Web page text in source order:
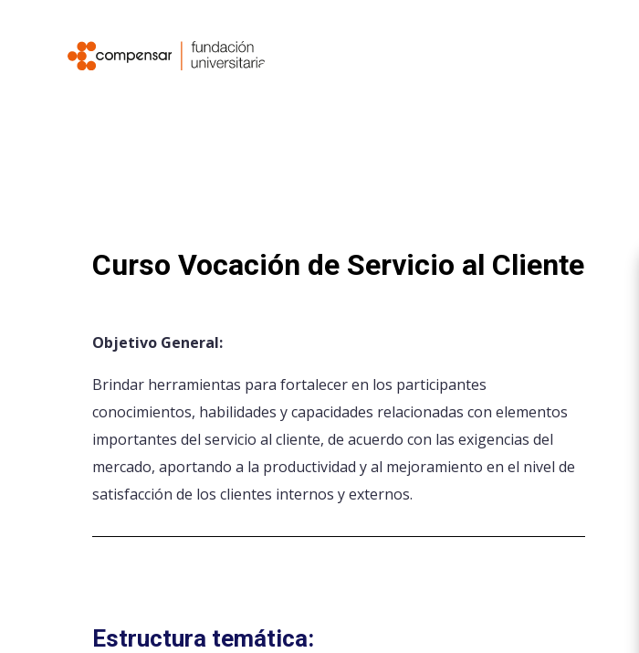
Curso Vocación de Servicio al Cliente
Objetivo General:
Brindar herramientas para fortalecer en los participantes
conocimientos, habilidades y capacidades relacionadas con elementos
importantes del servicio al cliente, de acuerdo con las exigencias del
mercado, aportando a la productividad y al mejoramiento en el nivel de
satisfacción de los clientes internos y externos.
Estructura temática: